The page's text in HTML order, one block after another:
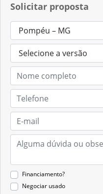
Solicitar proposta
Financiamento?
Negociar usado